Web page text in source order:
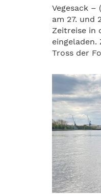
Vegesack –
am 27. und
Zeitreise in
Tross der